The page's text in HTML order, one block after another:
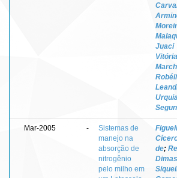
Juaci
Vitória
Mar-2005 -
Sistemas de
manejo na
absorção de
nitrogênio
pelo milho em
de;